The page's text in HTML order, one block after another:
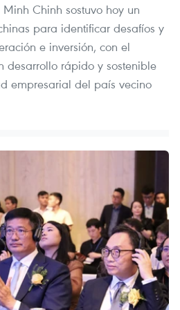
Chinh sostuvo hoy un
para identificar desafíos y
e inversión, con el
desarrollo rápido y sostenible
empresarial del país vecino